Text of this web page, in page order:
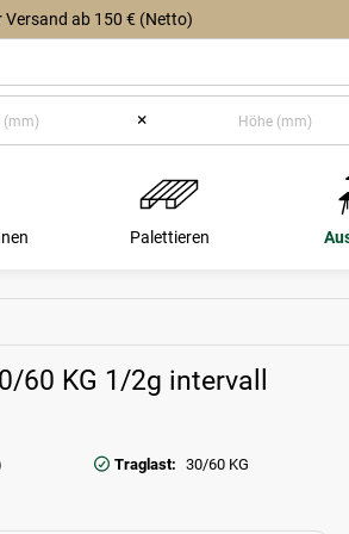
Versand ab 150 € (Netto)
×
Palettieren
60 KG 1/2g intervall
Traglast: 30/60 KG